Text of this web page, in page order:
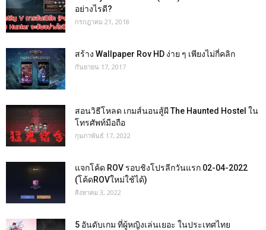
อย่างไรดี?
กรกฎาคม 21, 2018
สร้าง Wallpaper Rov HD ง่าย ๆ เพียงไม่กี่คลิก
กันยายน 17, 2017
สอนวิธีโหลด เกมส์นอนสู้ผี The Haunted Hostel ใน
โทรศัพท์มือถือ
กุมภาพันธ์ 17, 2022
แจกโค้ด ROV รอบชิงโปรลีกวันแรก 02-04-2022
(โค้ดROVใหม่ใช้ได้)
สิงหาคม 3, 2022
5 อันดับเกม ที่ผู้หญิงเล่นเยอะ ในประเทศไทย